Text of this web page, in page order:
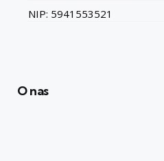
NIP: 5941553521
O nas